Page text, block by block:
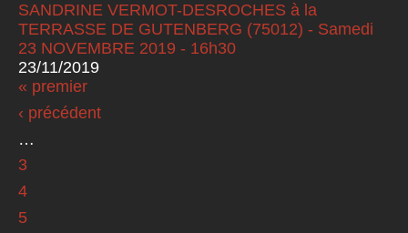
SANDRINE VERMOT-DESROCHES à la
TERRASSE DE GUTENBERG (75012) - Samedi
23 NOVEMBRE 2019 - 16h30
23/11/2019
Pages
« premier
‹ précédent
…
3
4
5